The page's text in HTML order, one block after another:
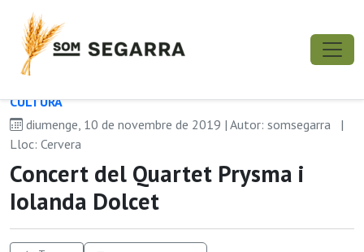
CULTURA
diumenge, 10 de novembre de 2019 | Autor: somsegarra
|
Lloc: Cervera
Concert del Quartet Prysma i
Iolanda Dolcet